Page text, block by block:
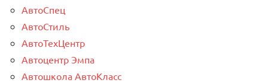
АвтоСпец
АвтоСтиль
АвтоТехЦентр
Автоцентр Эмпа
Автошкола АвтоКласс